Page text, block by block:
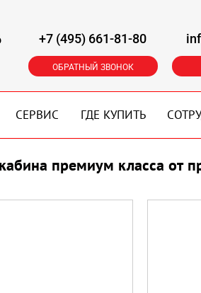
+7 (495) 661-81-80
ОБРАТНЫЙ ЗВОНОК
СЕРВИС ГДЕ КУПИТЬ
премиум класса от